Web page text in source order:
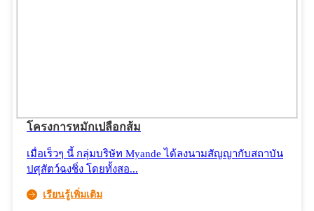
โครงการหมักเปลือกส้ม
เมื่อเร็วๆ นี้ กลุ่มบริษัท Myande ได้ลงนามสัญญากับสถาบัน
ปศุสัตว์ฉงชิ่ง โดยทั้งสอ...
เรียนรู้เพิ่มเติม